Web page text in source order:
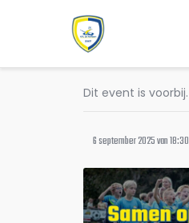
Home
Dit event is voorbij.
6 september 2025 van 18:30